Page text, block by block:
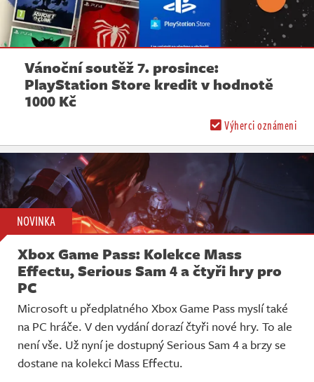
Vánoční soutěž 7. prosince:
PlayStation Store kredit v hodnotě
1000 Kč
Výherci oznámeni
NOVINKA
Xbox Game Pass: Kolekce Mass
Effectu, Serious Sam 4 a čtyři hry pro
PC
Microsoft u předplatného Xbox Game Pass myslí také
na PC hráče. V den vydání dorazí čtyři nové hry. To ale
není vše. Už nyní je dostupný Serious Sam 4 a brzy se
dostane na kolekci Mass Effectu.